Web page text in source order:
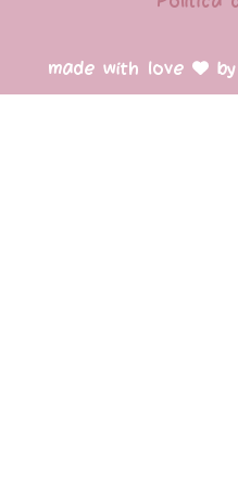
made with love